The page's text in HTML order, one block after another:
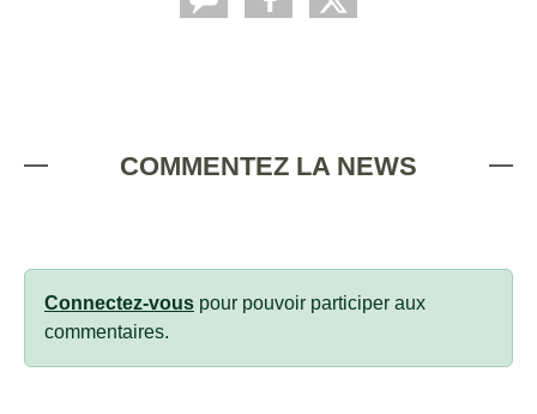
COMMENTEZ LA NEWS
Connectez-vous pour pouvoir participer aux
commentaires.